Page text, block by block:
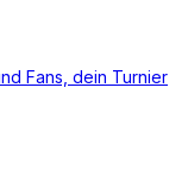
Fans, dein Turnier